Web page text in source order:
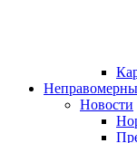
Новости